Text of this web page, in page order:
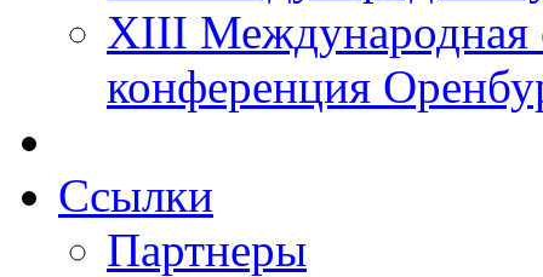
XIII Международная
конференция
Ссылки
Партнеры